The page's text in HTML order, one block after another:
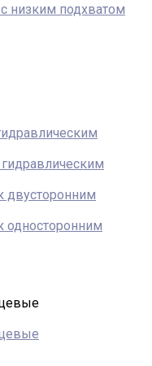
низким подхватом
двусторонним
односторонним